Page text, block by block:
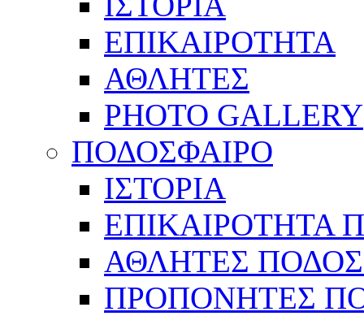
ΕΠΙΚΑΙΡΟΤΗΤΑ
ΑΘΛΗΤΕΣ
PHOTO GALLERY
ΠΟΔΟΣΦΑΙΡΟ
ΙΣΤΟΡΙΑ
ΕΠΙΚΑΙΡΟΤΗΤΑ
ΑΘΛΗΤΕΣ
ΠΡΟΠΟΝΗΤΕΣ